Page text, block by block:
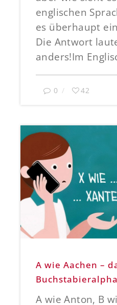
englischen
es überhaupt
Die Antwort
anders!Im
0 42
A wie Aachen –
A wie Anton, B